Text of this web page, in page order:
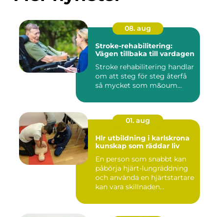
08. aug
Stroke-rehabilitering:
Vägen tillbaka till vardagen
Stroke rehabilitering handlar
om att steg för steg återfå
så mycket som m&oum...
01. aug
Hlr utbildning i karlskrona
kunskap som räddar liv
En person som snabbt kan
påbörja hjärt-lungräddning
och använda en hjärtstartare
kan vara skillnaden...